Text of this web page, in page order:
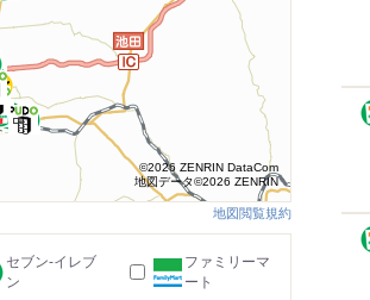
©2026 ZENRIN DataCom
地図データ©2026 ZENRIN
地図閲覧規約
セブン-イレブ
ン
ファミリーマ
ート